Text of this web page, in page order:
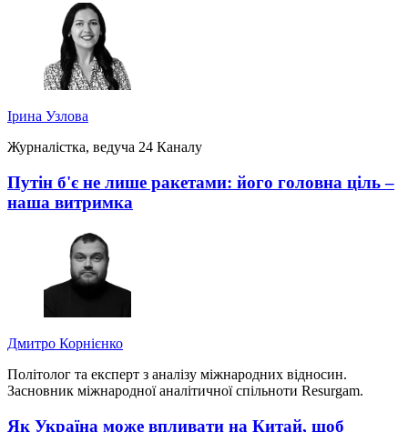
Ірина Узлова
Журналістка, ведуча 24 Каналу
Путін б'є не лише ракетами: його головна ціль –
наша витримка
Дмитро Корнієнко
Політолог та експерт з аналізу міжнародних відносин.
Засновник міжнародної аналітичної спільноти Resurgam.
Як Україна може впливати на Китай, щоб